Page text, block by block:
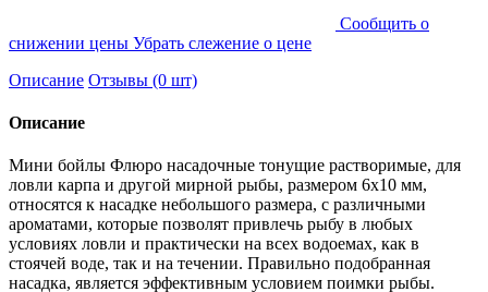
Cообщить о
снижении цены Убрать слежение о цене
Описание Отзывы (0 шт)
Описание
Мини бойлы Флюро насадочные тонущие растворимые, для
ловли карпа и другой мирной рыбы, размером 6х10 мм,
относятся к насадке небольшого размера, с различными
ароматами, которые позволят привлечь рыбу в любых
условиях ловли и практически на всех водоемах, как в
стоячей воде, так и на течении. Правильно подобранная
насадка, является эффективным условием поимки рыбы.